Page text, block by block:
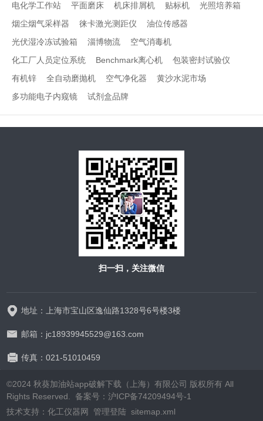
电化学工作站 平面磨床 机床排屑机 贴标机
光照培养箱
烟尘烟气采样器
徕卡激光测距仪
油位传感器
光伏湿冷冻试验箱
淄博物流
空气消毒机
化工厂人员定位系统
Benchmark离心机
包装密封试验仪
有机锌
全自动磨抛机 空气净化器
黄沙水泥市场
多功能电子内窥镜
试剂盒品牌
扫一扫，关注微信
地址：上海市宝山区逸仙路1328号6号楼3楼
邮箱：jc18939945529@163.com
传真：021-51010459
©2024 秋葵加油站app破解下载（上海）有限公司 版权所有 All
Rights Reserved. 备案号：沪ICP备74209494号-1
技术支持：化工仪器网 管理登陆 sitemap.xml